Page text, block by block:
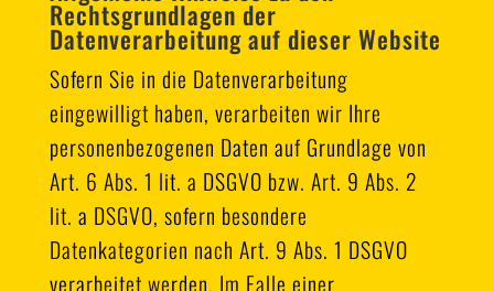
Rechtsgrundlagen der
Datenverarbeitung auf dieser Website
Sofern Sie in die Datenverarbeitung
eingewilligt haben, verarbeiten wir Ihre
personenbezogenen Daten auf Grundlage von
Art. 6 Abs. 1 lit. a DSGVO bzw. Art. 9 Abs. 2
lit. a DSGVO, sofern besondere
Datenkategorien nach Art. 9 Abs. 1 DSGVO
verarbeitet werden. Im Falle einer